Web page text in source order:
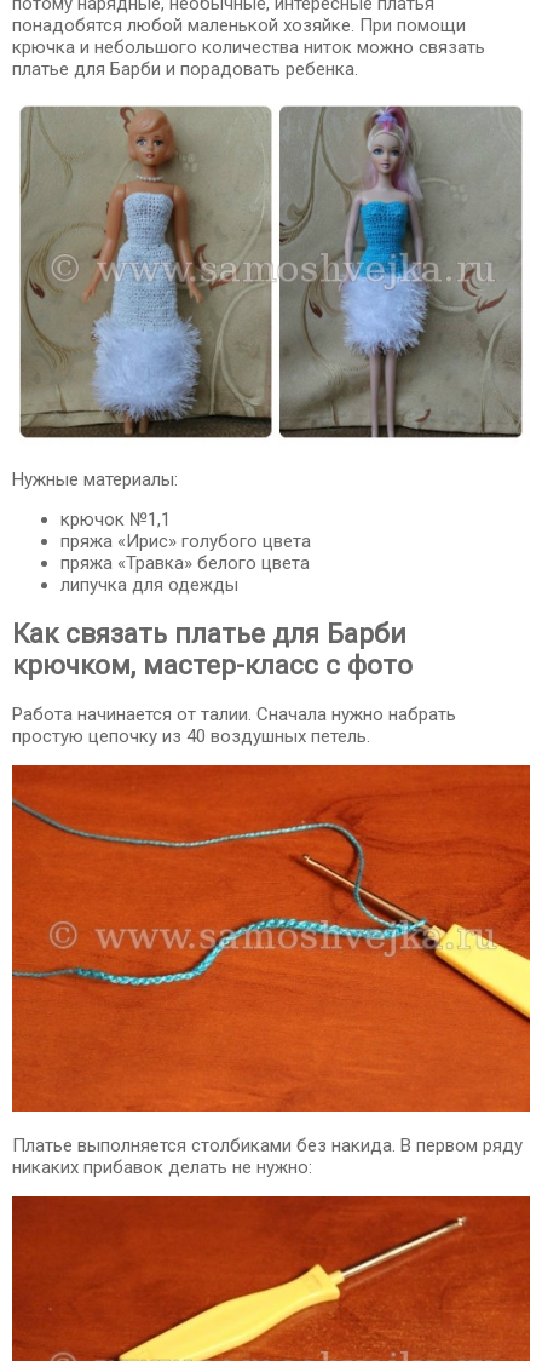
понадобятся любой маленькой хозяйке. При помощи
крючка и небольшого количества ниток можно связать
платье для Барби и порадовать ребенка.
Нужные материалы:
крючок №1,1
пряжа «Ирис» голубого цвета
пряжа «Травка» белого цвета
липучка для одежды
Как связать платье для Барби
крючком, мастер-класс с фото
Работа начинается от талии. Сначала нужно набрать
простую цепочку из 40 воздушных петель.
Платье выполняется столбиками без накида. В первом ряду
никаких прибавок делать не нужно: